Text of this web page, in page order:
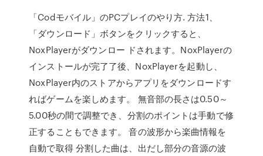
「Codモバイル」のPCプレイのやり方. 方法1、
「ダウンロード」ボタンをクリックすると、
NoxPlayerがダウンロー ドされます。NoxPlayerの
インストールが完了了後、NoxPlayerを起動し、
NoxPlayer内のストアからアプリをダウンロードす
ればゲームを楽しめます。 無音部の長さは0.50～
5.00秒の間で調整でき、分割のポイントは手動で修
正することもできます。 音の波形から楽曲情報を
自動で取得 分割した曲は、出だし部分の音源の波